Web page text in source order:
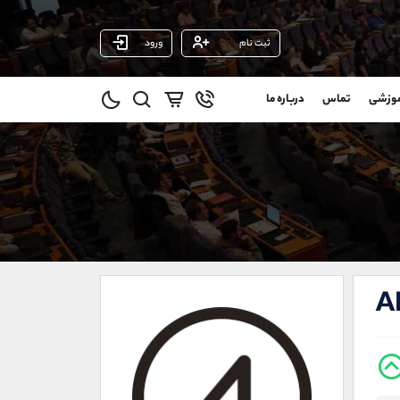
ثبت نام ورود
تماس درباره ما
(یوسف فرخنده)
09194198792
واتساپ شروع گفتگو
تلگرام @Armteam_admin_33
021-22021030
021-22021040
@alireza.mehrabii
@alirezamehrabi_com
@alirezamehrabi_official